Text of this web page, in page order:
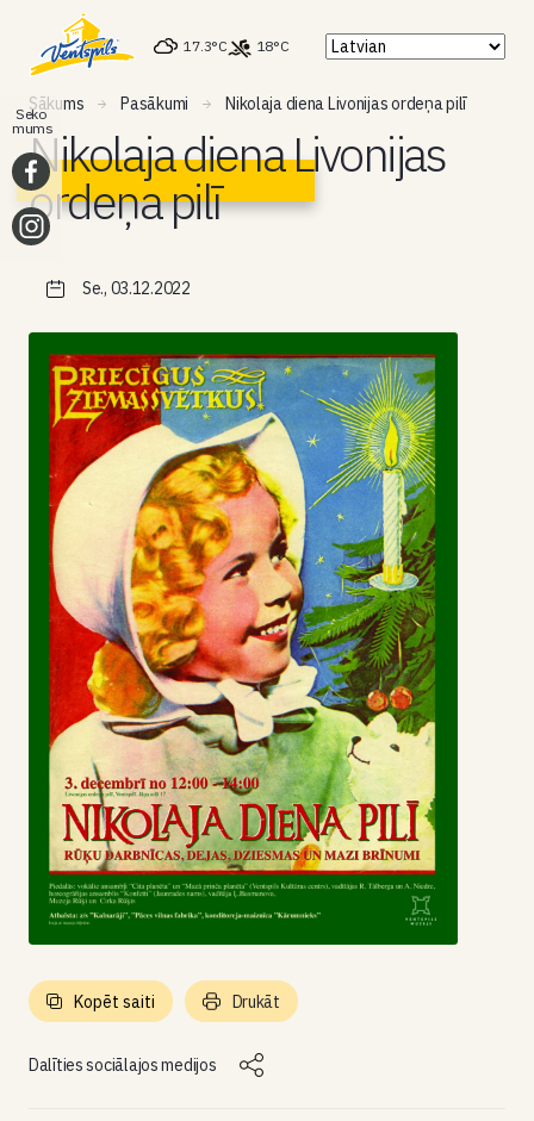
17.3°C 18°C
Sākums Pasākumi Nikolaja diena Livonijas ordeņa pilī
Nikolaja diena Livonijas
ordeņa pilī
Se., 03.12.2022
Dalīties sociālajos medijos
Kopēt saiti Drukāt
Seko
mums